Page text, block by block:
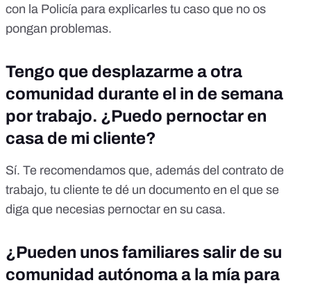
con la Policía para explicarles tu caso que no os
pongan problemas.
Tengo que desplazarme a otra
comunidad durante el in de semana
por trabajo. ¿Puedo pernoctar en
casa de mi cliente?
Sí. Te recomendamos que, además del contrato de
trabajo, tu cliente te dé un documento en el que se
diga que necesias pernoctar en su casa.
¿Pueden unos familiares salir de su
comunidad autónoma a la mía para